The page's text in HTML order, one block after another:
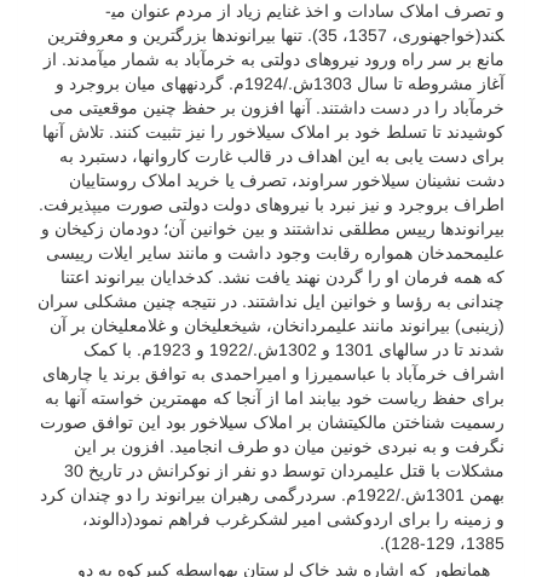
و تصرف املاک سادات و اخذ غنایم زیاد از مردم عنوان می­
کند(خواجه­نوری، 1357، 35). تنها بیرانوندها بزرگترین و معروف­ترین
مانع بر سر راه ورود نیروهای دولتی به خرم­آباد به شمار می­آمدند. از
آغاز مشروطه تا سال 1303ش./1924م. گردنه­های میان بروجرد و
خرم­آباد را در دست داشتند. آنها افزون بر حفظ چنین موقعیتی می
کوشیدند تا تسلط خود بر املاک سیلاخور را نیز تثبیت کنند. تلاش آنها
برای دست یابی به این اهداف در قالب غارت کاروان­ها، دستبرد به
دشت نشینان سیلاخور سراوند، تصرف یا خرید املاک روستاییان
اطراف بروجرد و نیز نبرد با نیروهای دولت دولتی صورت می­پذیرفت.
بیرانوندها رییس مطلقی نداشتند و بین خوانین آن؛ دودمان زکی­خان و
علیمحمدخان همواره رقابت وجود داشت و مانند سایر ایلات رییسی
که همه فرمان او را گردن نهند یافت نشد. کدخدایان بیرانوند اعتنا
چندانی به رؤسا و خوانین ایل نداشتند. در نتیجه چنین مشکلی سران
(زینبی) بیرانوند مانند علیمردان­خان، شیخعلی­خان و غلامعلی­خان بر آن
شدند تا در سال­های 1301 و 1302ش./1922 و 1923م. با کمک
اشراف خرم­آباد با عباس­میرزا و امیراحمدی به توافق برند یا چاره­ای
برای حفظ ریاست خود بیابند اما از آنجا که مهم­ترین خواسته آنها به
رسمیت شناختن مالکیت­شان بر املاک سیلاخور بود این توافق صورت
نگرفت و به نبردی خونین میان دو طرف انجامید. افزون بر این
مشکلات با قتل علیمردان توسط دو نفر از نوکرانش در تاریخ 30
بهمن 1301ش./1922م. سردرگمی رهبران بیرانوند را دو چندان کرد
و زمینه را برای اردوکشی امیر لشکرغرب فراهم نمود(دالوند،
1385، 129-128).
همان­طور که اشاره شد خاک لرستان به­واسطه کبیرکوه به دو